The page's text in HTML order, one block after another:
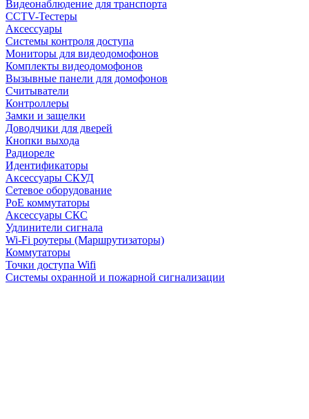
Видеонаблюдение для транспорта
CCTV-Тестеры
Аксессуары
Системы контроля доступа
Мониторы для видеодомофонов
Комплекты видеодомофонов
Вызывные панели для домофонов
Считыватели
Контроллеры
Замки и защелки
Доводчики для дверей
Кнопки выхода
Радиореле
Идентификаторы
Аксессуары СКУД
Сетевое оборудование
PoE коммутаторы
Аксессуары СКС
Удлинители сигнала
Wi-Fi роутеры (Маршрутизаторы)
Коммутаторы
Точки доступа Wifi
Системы охранной и пожарной сигнализации